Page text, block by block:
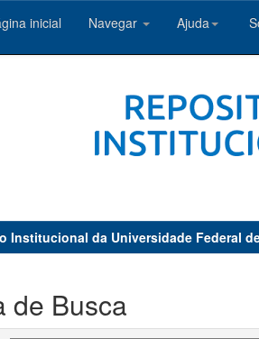
inicial Navegar Ajuda
Institucional da Universidade Federal
de Busca